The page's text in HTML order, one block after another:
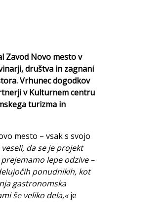
Zavod Novo mesto v
društva in zagnani
Vrhunec dogodkov
v Kulturnem centru
turizma in
mesto – vsak s svojo
da se je projekt
lepe odzive –
ponudnikih, kot
gastronomska
še veliko dela,«je